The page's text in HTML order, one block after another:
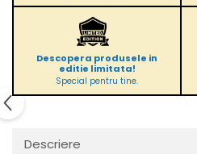
Descopera produsele in
editie limitata!
Special pentru tine.
Descriere